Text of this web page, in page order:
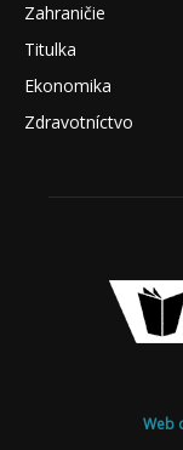
Zahraničie
Titulka
Ekonomika
Zdravotníctvo
Web